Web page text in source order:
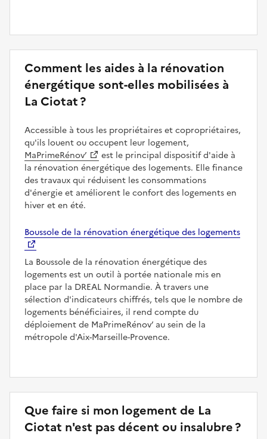
Comment les aides à la rénovation
énergétique sont-elles mobilisées à
La Ciotat ?
Accessible à tous les propriétaires et copropriétaires,
qu'ils louent ou occupent leur logement,
MaPrimeRénov’
est le principal dispositif d'aide à
la rénovation énergétique des logements. Elle finance
des travaux qui réduisent les consommations
d'énergie et améliorent le confort des logements en
hiver et en été.
Boussole de la rénovation énergétique des logements
La Boussole de la rénovation énergétique des
logements est un outil à portée nationale mis en
place par la DREAL Normandie. À travers une
sélection d'indicateurs chiffrés, tels que le nombre de
logements bénéficiaires, il rend compte du
déploiement de MaPrimeRénov’ au sein de la
métropole d'Aix-Marseille-Provence.
Que faire si mon logement de La
Ciotat n'est pas décent ou insalubre ?